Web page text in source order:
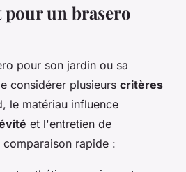
pour un brasero
pour son jardin ou sa
considérer plusieurs critères
le matériau influence
et l'entretien de
rapide :